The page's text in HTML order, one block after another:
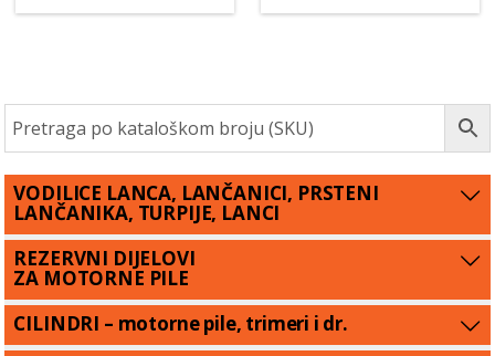
VODILICE LANCA, LANČANICI, PRSTENI
LANČANIKA, TURPIJE, LANCI
REZERVNI DIJELOVI
ZA MOTORNE PILE
CILINDRI – motorne pile, trimeri i dr.